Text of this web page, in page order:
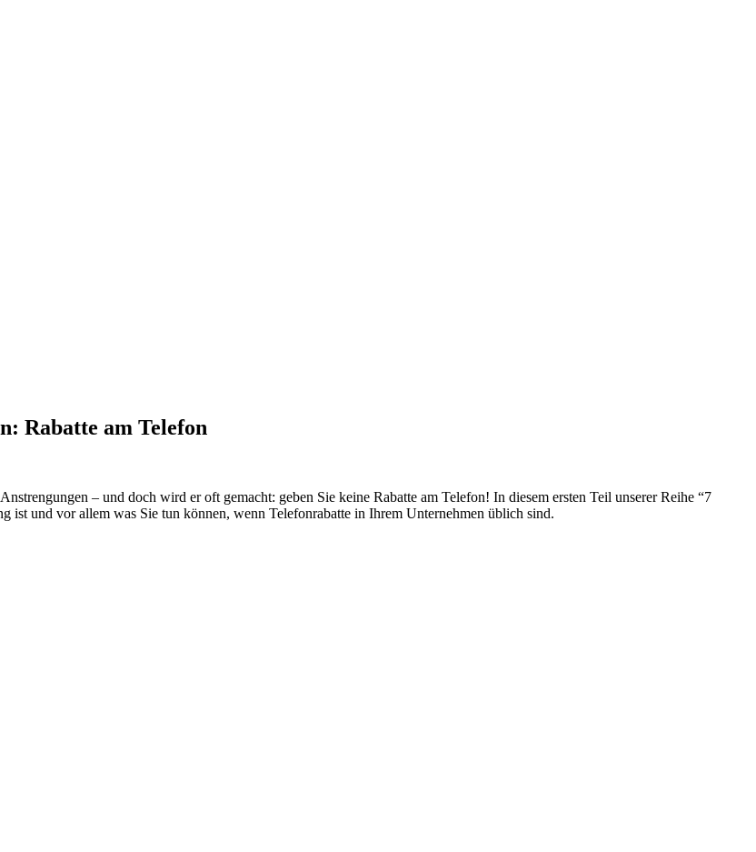
Rabatte am Telefon
– und doch wird er oft gemacht: geben Sie keine Rabatte am Telefon! In diesem ersten Teil unserer Reihe “7
ist und vor allem was Sie tun können, wenn Telefonrabatte in Ihrem Unternehmen üblich sind.